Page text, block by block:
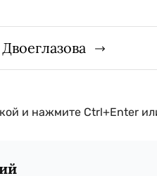
и нажмите Ctrl+Enter